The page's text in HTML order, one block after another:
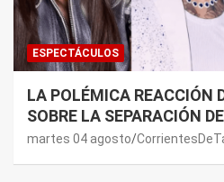
ESPECTÁCULOS
LA POLÉMICA REACCIÓN
SOBRE LA SEPARACIÓN
JOAQUI: “¿MI VERDAD?”
martes 04 agosto